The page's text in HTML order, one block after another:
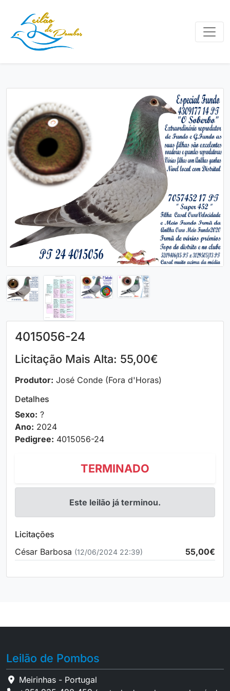
4015056-24
Licitação Mais Alta: 55,00€
Produtor: José Conde (Fora d'Horas)
Detalhes
Sexo: ?
Ano: 2024
Pedigree: 4015056-24
TERMINADO
Este leilão já terminou.
Licitações
César Barbosa (12/06/2024 22:39) 55,00€
Leilão de Pombos
Meirinhas - Portugal